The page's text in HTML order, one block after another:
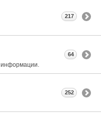
217
информации.
64
252